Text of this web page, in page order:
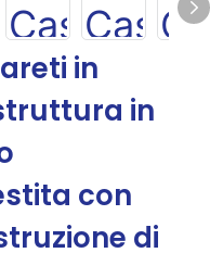
in
in
con
di